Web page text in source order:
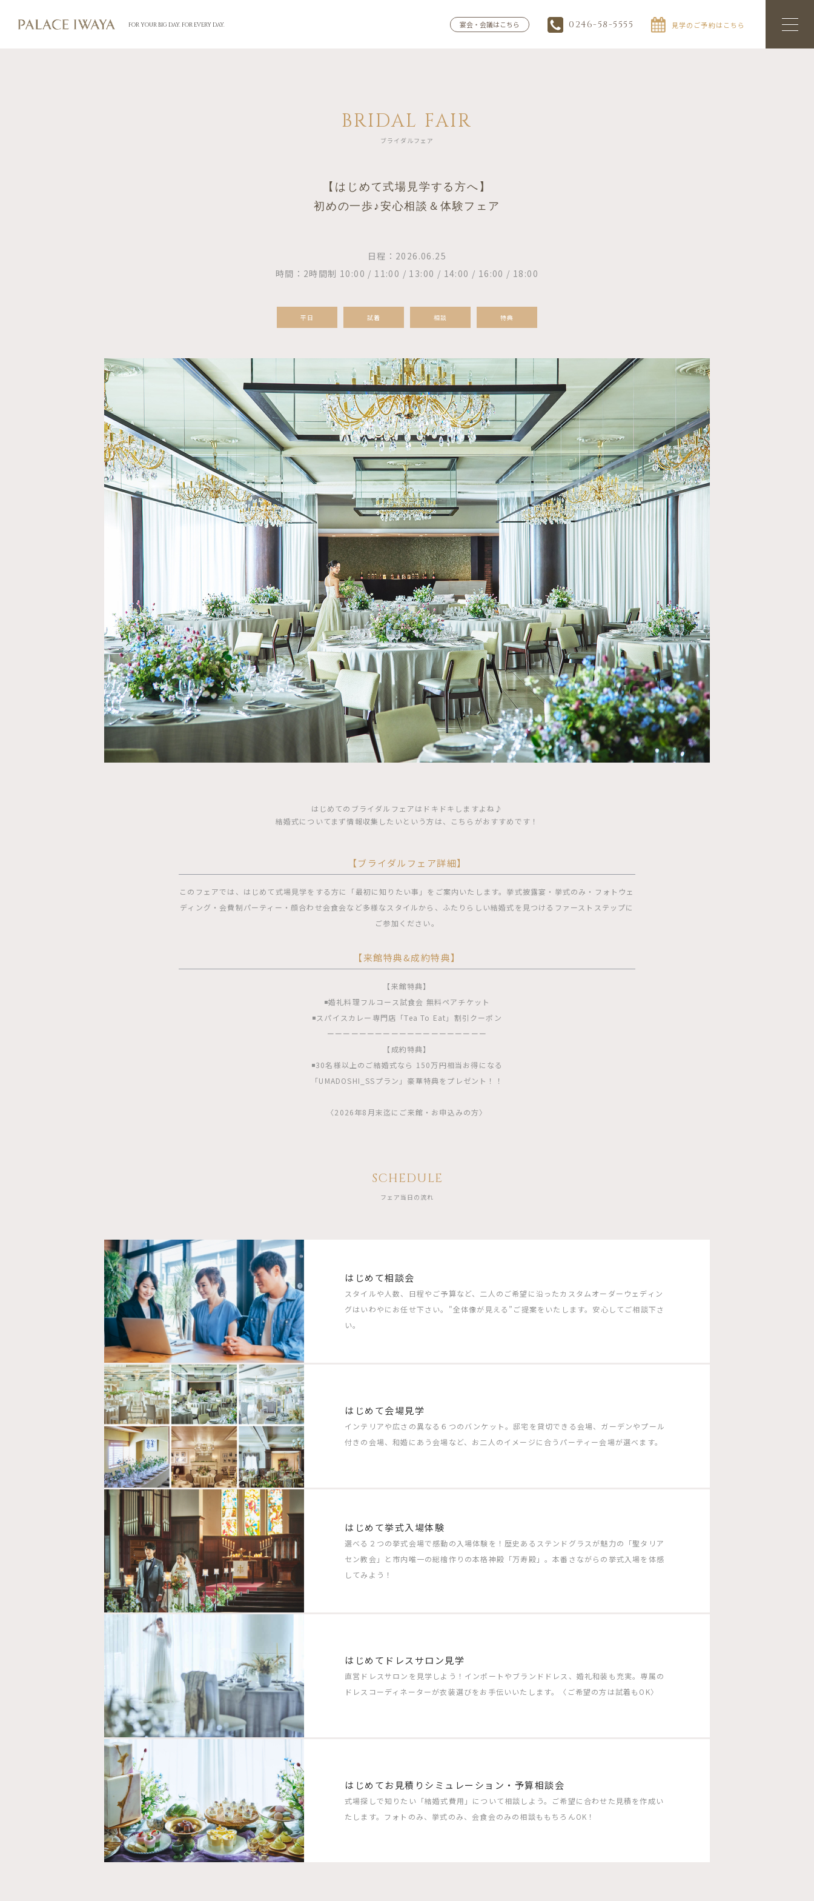
FOR YOUR BIG DAY. FOR EVERY DAY. 宴会・会議はこちら 0246-58-5555 見学のご予約はこちら
BRIDAL FAIR
ブライダルフェア
【はじめて式場見学する方へ】
初めの一歩♪安心相談＆体験フェア
日程：2026.06.25
時間：2時間制 10:00 / 11:00 / 13:00 / 14:00 / 16:00 / 18:00
平日 試着 相談 特典
はじめてのブライダルフェアはドキドキしますよね♪
結婚式についてまず情報収集したいという方は、こちらがおすすめです！
【ブライダルフェア詳細】
このフェアでは、はじめて式場見学をする方に「最初に知りたい事」をご案内いたします。挙式披露宴・挙式のみ・フォトウェ
ディング・会費制パーティー・顔合わせ会食会など多様なスタイルから、ふたりらしい結婚式を見つけるファーストステップに
ご参加ください。
【来館特典&成約特典】
【来館特典】
◾️婚礼料理フルコース試食会 無料ペアチケット
◾️スパイスカレー専門店「Tea To Eat」割引クーポン
ーーーーーーーーーーーーーーーーーーーー
【成約特典】
◾️30名様以上のご結婚式なら 150万円相当お得になる
「UMADOSHI_SSプラン」豪華特典をプレゼント！！
〈2026年8月末迄にご来館・お申込みの方〉
SCHEDULE
フェア当日の流れ
はじめて相談会
スタイルや人数、日程やご予算など、二人のご希望に沿ったカスタムオーダーウェディン
グはいわやにお任せ下さい。"全体像が見える”ご提案をいたします。安心してご相談下さ
い。
はじめて会場見学
インテリアや広さの異なる６つのバンケット。邸宅を貸切できる会場、ガーデンやプール
付きの会場、和婚にあう会場など、お二人のイメージに合うパーティー会場が選べます。
はじめて挙式入場体験
選べる２つの挙式会場で感動の入場体験を！歴史あるステンドグラスが魅力の「聖タリア
セン教会」と市内唯一の総檜作りの本格神殿「万寿殿」。本番さながらの挙式入場を体感
してみよう！
はじめてドレスサロン見学
直営ドレスサロンを見学しよう！インポートやブランドドレス、婚礼和装も充実。専属の
ドレスコーディネーターが衣装選びをお手伝いいたします。〈ご希望の方は試着もOK〉
はじめてお見積りシミュレーション・予算相談会
式場探しで知りたい「結婚式費用」について相談しよう。ご希望に合わせた見積を作成い
たします。フォトのみ、挙式のみ、会食会のみの相談ももちろんOK！